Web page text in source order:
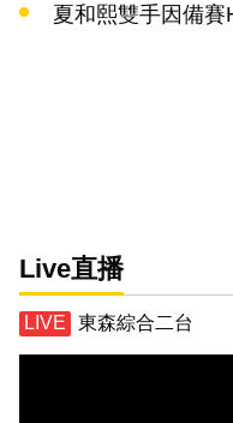
夏和熙雙手因備賽
Live直播
東森綜合二台